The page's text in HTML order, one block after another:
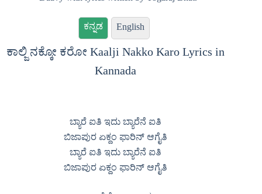
ಕನ್ನಡ English
ಕಾಲ್ಜಿ ನಕ್ಕೋ ಕರೋ Kaalji Nakko Karo Lyrics in
Kannada
ಬ್ಯಾರೆ ಐತಿ ಇದು ಬ್ಯಾರೆನೆ ಐತಿ
ಬಿಜಾಪುರ ಏಕ್ದಂ ಫಾರಿನ್ ಆಗೈತಿ
ಬ್ಯಾರೆ ಐತಿ ಇದು ಬ್ಯಾರೆನೆ ಐತಿ
ಬಿಜಾಪುರ ಏಕ್ದಂ ಫಾರಿನ್ ಆಗೈತಿ